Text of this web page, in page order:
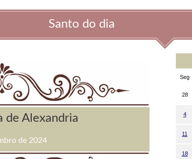
Santo do dia
de Alexandria
de 2024
Seg
28
4
11
18